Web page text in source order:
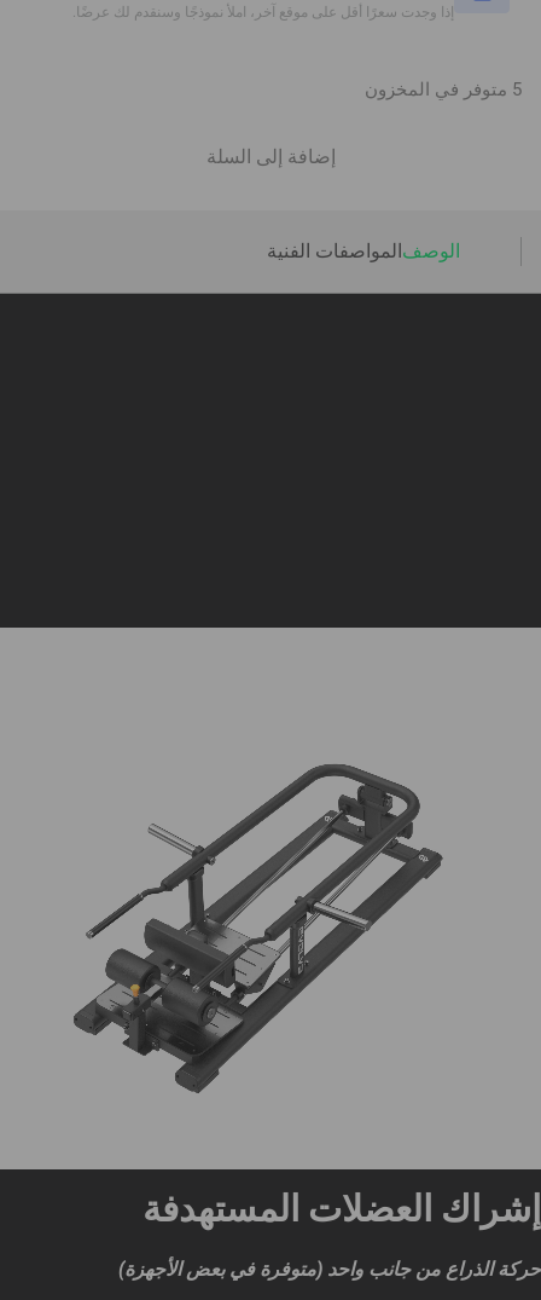
إذا وجدت سعرًا أقل على موقع آخر، املأ نموذجًا وسنقدم لك عرضًا.
5 متوفر في المخزون
إضافة إلى السلة
الوصفالمواصفات الفنية
إشراك العضلات المستهدفة
حركة الذراع من جانب واحد (متوفرة في بعض الأجهزة)